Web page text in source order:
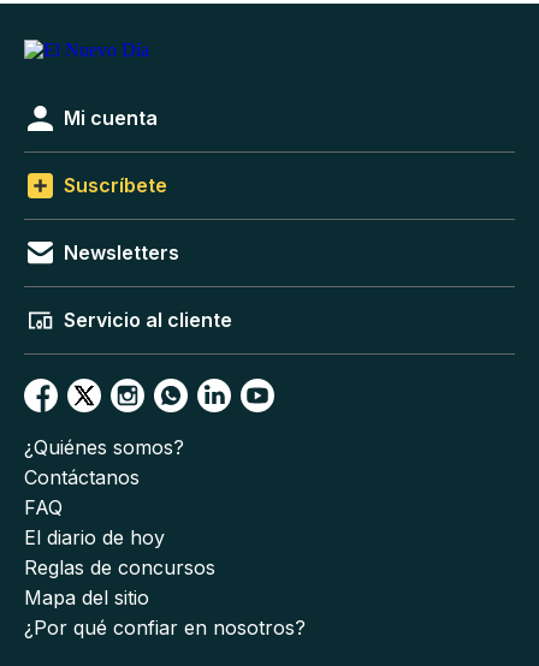
Mi cuenta
Suscríbete
Newsletters
Servicio al cliente
¿Quiénes somos?
Contáctanos
FAQ
El diario de hoy
Reglas de concursos
Mapa del sitio
¿Por qué confiar en nosotros?